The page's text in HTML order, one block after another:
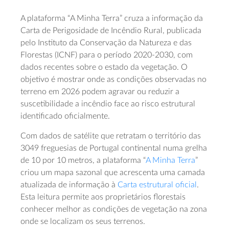
A plataforma “A Minha Terra” cruza a informação da
Carta de Perigosidade de Incêndio Rural, publicada
pelo Instituto da Conservação da Natureza e das
Florestas (ICNF) para o período 2020-2030, com
dados recentes sobre o estado da vegetação. O
objetivo é mostrar onde as condições observadas no
terreno em 2026 podem agravar ou reduzir a
suscetibilidade a incêndio face ao risco estrutural
identificado oficialmente.
Com dados de satélite que retratam o território das
3049 freguesias de Portugal continental numa grelha
de 10 por 10 metros, a plataforma “A Minha Terra”
criou um mapa sazonal que acrescenta uma camada
atualizada de informação à Carta estrutural oficial .
Esta leitura permite aos proprietários florestais
conhecer melhor as condições de vegetação na zona
onde se localizam os seus terrenos.